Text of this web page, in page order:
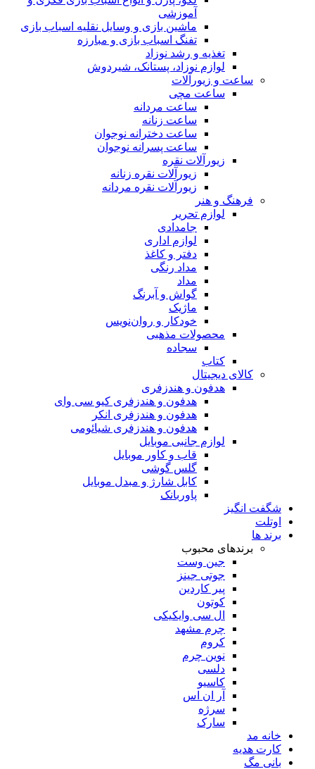
آموزشی
ماشین بازی و وسایل نقلیه اسباب بازی
تفنگ اسباب بازی و مبارزه
تغذیه و رشد نوزاد
لوازم نوزاد، پستانک، شیردوش
ساعت و زیور‌آلات
ساعت مچی
ساعت مردانه
ساعت زنانه
ساعت دخترانه نوجوان
ساعت پسرانه نوجوان
زیورآلات نقره
زیورآلات نقره زنانه
زیورآلات نقره مردانه
فرهنگ و هنر
لوازم تحریر
جامدادی
لوازم اداری
دفتر و کاغذ
مداد رنگی
مداد
گواش و آبرنگ
ماژیک
خودکار و روان‌نویس
محصولات مذهبی
سجاده
کتاب
کالای دیجیتال
هدفون و هندزفری
هدفون و هندزفری کیو سی وای
هدفون و هندزفری انکر
هدفون و هندزفری شیائومی
لوازم جانبی موبایل
قاب و کاور موبایل
گلس گوشی
کابل شارژ و مبدل موبایل
پاوربانک
شگفت انگیز
اوتلت
برند ها
برندهای محبوب
جین وست
جوتی جینز
پیر کاردین
کوتون
ال سی وایکیکی
چرم مشهد
کروم
نوین چرم
دلسی
کاسیو
آر ان اس
سرژه
سارک
خانه مد
کارت هدیه
بانی مگ